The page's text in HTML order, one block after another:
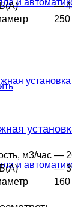
—
м3/час —
—